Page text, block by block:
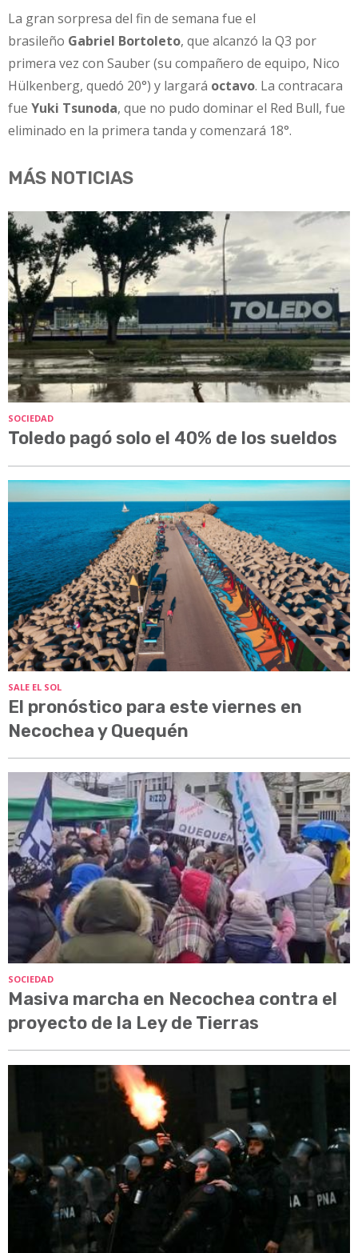
La gran sorpresa del fin de semana fue el
brasileño Gabriel Bortoleto, que alcanzó la Q3 por
primera vez con Sauber (su compañero de equipo, Nico
Hülkenberg, quedó 20°) y largará octavo. La contracara
fue Yuki Tsunoda, que no pudo dominar el Red Bull, fue
eliminado en la primera tanda y comenzará 18°.
MÁS NOTICIAS
SOCIEDAD
Toledo pagó solo el 40% de los sueldos
SALE EL SOL
El pronóstico para este viernes en
Necochea y Quequén
SOCIEDAD
Masiva marcha en Necochea contra el
proyecto de la Ley de Tierras